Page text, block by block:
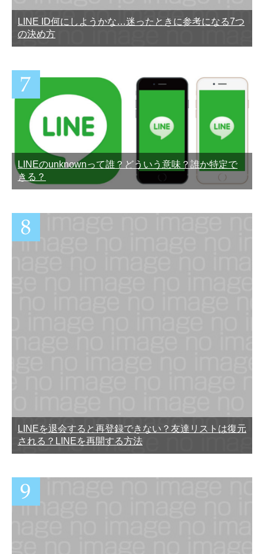
LINE ID何にしようかな…迷ったときに参考になる7つ
の決め方
LINEのunknownって誰？どういう意味？誰か特定で
きる？
LINEを退会すると再登録できない？友達リストは復元
される？LINEを再開する方法